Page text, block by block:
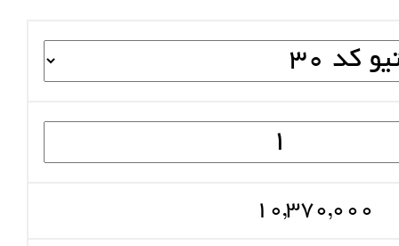
10,370,000